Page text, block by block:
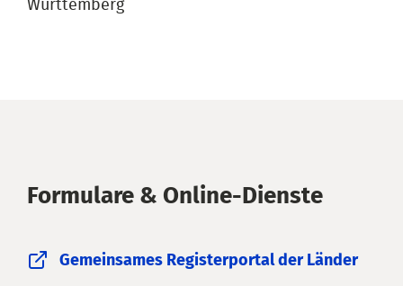
Württemberg
Formulare & Online-Dienste
Gemeinsames Registerportal der Länder